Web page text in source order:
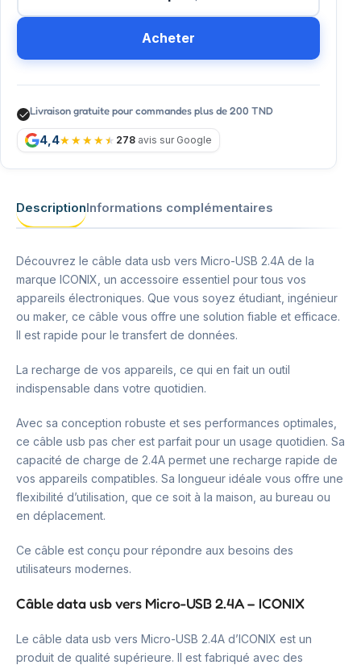
Acheter
Livraison gratuite pour commandes plus de 200 TND
4,4 278 avis sur Google
DescriptionInformations complémentaires
Découvrez le câble data usb vers Micro-USB 2.4A de la
marque ICONIX, un accessoire essentiel pour tous vos
appareils électroniques. Que vous soyez étudiant, ingénieur
ou maker, ce câble vous offre une solution fiable et efficace.
Il est rapide pour le transfert de données.
La recharge de vos appareils, ce qui en fait un outil
indispensable dans votre quotidien.
Avec sa conception robuste et ses performances optimales,
ce câble usb pas cher est parfait pour un usage quotidien. Sa
capacité de charge de 2.4A permet une recharge rapide de
vos appareils compatibles. Sa longueur idéale vous offre une
flexibilité d’utilisation, que ce soit à la maison, au bureau ou
en déplacement.
Ce câble est conçu pour répondre aux besoins des
utilisateurs modernes.
Câble data usb vers Micro-USB 2.4A – ICONIX
Le câble data usb vers Micro-USB 2.4A d’ICONIX est un
produit de qualité supérieure. Il est fabriqué avec des